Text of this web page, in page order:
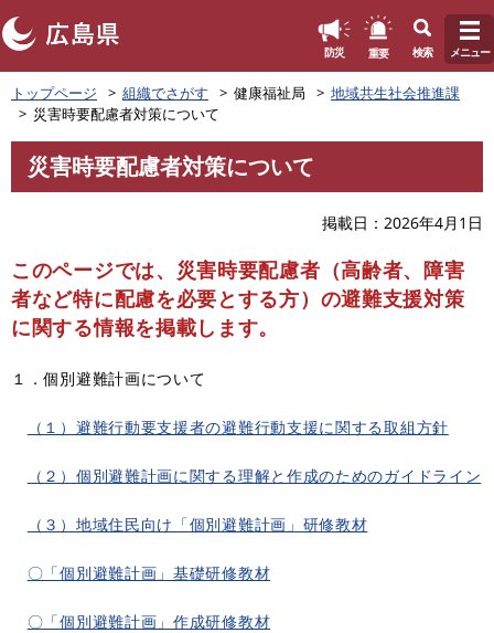
ペ
ー
の
頭
防災 重要 検索 メニュー
トップページ 組織でさがす 健康福祉局
地域共生社会推進課
災害時要配慮者対策について
文
災害時要配慮者対策について
掲載日 2026年4月1日
このページでは、災害時要配慮者（高齢者、障害
者など特に配慮を必要とする方）の避難支援対策
に関する情報を掲載します。
１．個別避難計画について
（１）避難行動要支援者の避難行動支援に関する取組方針
（２）個別避難計画に関する理解と作成のためのガイドライン
（３）地域住民向け「個別避難計画」研修教材
〇「個別避難計画」基礎研修教材
〇「個別避難計画」作成研修教材